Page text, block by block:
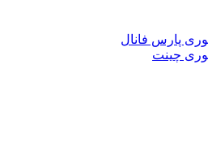
پارس فانال
چینت